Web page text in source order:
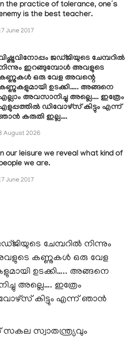
the practice of tolerance, one’s
is the best teacher.
June 2017
ജഡ്ജിയുടെ ചേമ്പറിൽ
ഇറങ്ങുമ്പോൾ അവളുടെ
ഒരു വേള അവന്റെ
ഉടക്കി….. അങ്ങനെ
അവസാനിച്ചു അല്ലെ…. ഇത്രേം
ഡിവോഴ്സ് കിട്ടും എന്ന്
കരുതി ഇല്ല….
August 2026
our leisure we reveal what kind of
we are.
June 2017
ചേമ്പറിൽ നിന്നും
കണ്ണുകൾ ഒരു വേള
ഉടക്കി….. അങ്ങനെ
അല്ലെ…. ഇത്രേം
കിട്ടും എന്ന് ഞാൻ
സകല സ്വാതന്ത്ര്യവും